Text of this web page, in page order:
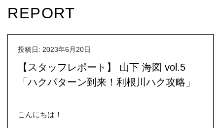
REPORT
投稿日: 2023年6月20日
【スタッフレポート】 山下 海図 vol.5
「ハクパターン到来！利根川ハク攻略」
こんにちは！